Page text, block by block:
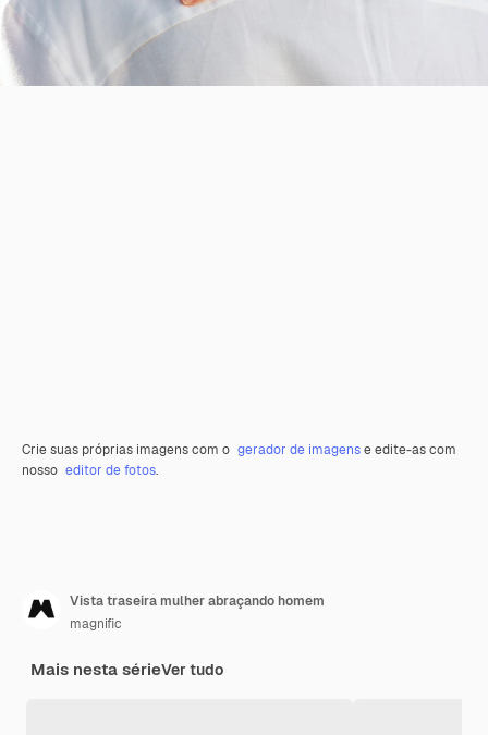
Crie suas próprias imagens com o gerador de imagense edite-as com
nosso editor de fotos.
Vista traseira mulher abraçando homem
magnific
Mais nesta sérieVer tudo